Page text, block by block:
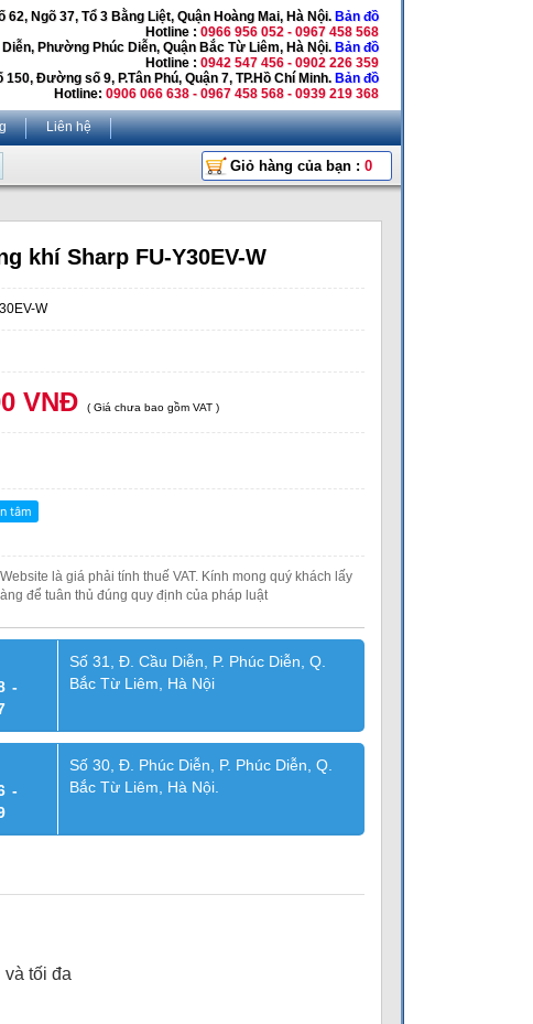
62, Ngõ 37, Tổ 3 Bằng Liệt, Quận Hoàng Mai, Hà Nội. Bản đồ
Hotline : 0966 956 052 - 0967 458 568
Phường Phúc Diễn, Quận Bắc Từ Liêm, Hà Nội. Bản đồ
Hotline : 0942 547 456 - 0902 226 359
150, Đường số 9, P.Tân Phú, Quận 7, TP.Hồ Chí Minh. Bản đồ
Hotline: 0906 066 638 - 0967 458 568 - 0939 219 368
Liên hệ
Giỏ hàng của bạn : 0
khí Sharp FU-Y30EV-W
W
VNĐ ( Giá chưa bao gồm VAT )
là giá phải tính thuế VAT. Kính mong quý khách lấy
để tuân thủ đúng quy định của pháp luật
-
Số 31, Đ. Cầu Diễn, P. Phúc Diễn, Q.
Bắc Từ Liêm, Hà Nội
-
Số 30, Đ. Phúc Diễn, P. Phúc Diễn, Q.
Bắc Từ Liêm, Hà Nội.
tối đa